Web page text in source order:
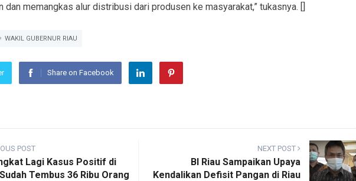
dan memangkas alur distribusi dari produsen ke masyarakat,” tukasnya. []
WAKIL GUBERNUR RIAU
Share on Facebook
POST
Lagi Kasus Positif di
Tembus 36 Ribu Orang
NEXT POST
BI Riau Sampaikan Upaya
Kendalikan Defisit Pangan di Riau